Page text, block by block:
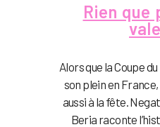
Rien que
Alors que la Coupe
son plein en
aussi à la fête.
Beria raconte